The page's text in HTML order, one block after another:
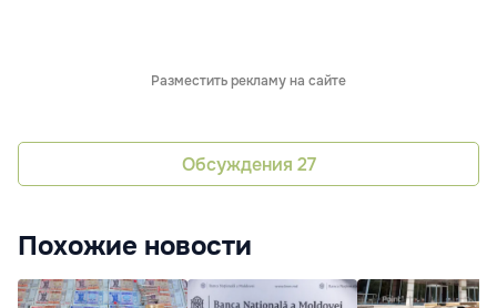
Разместить рекламу на сайте
Обсуждения 27
Похожие новости